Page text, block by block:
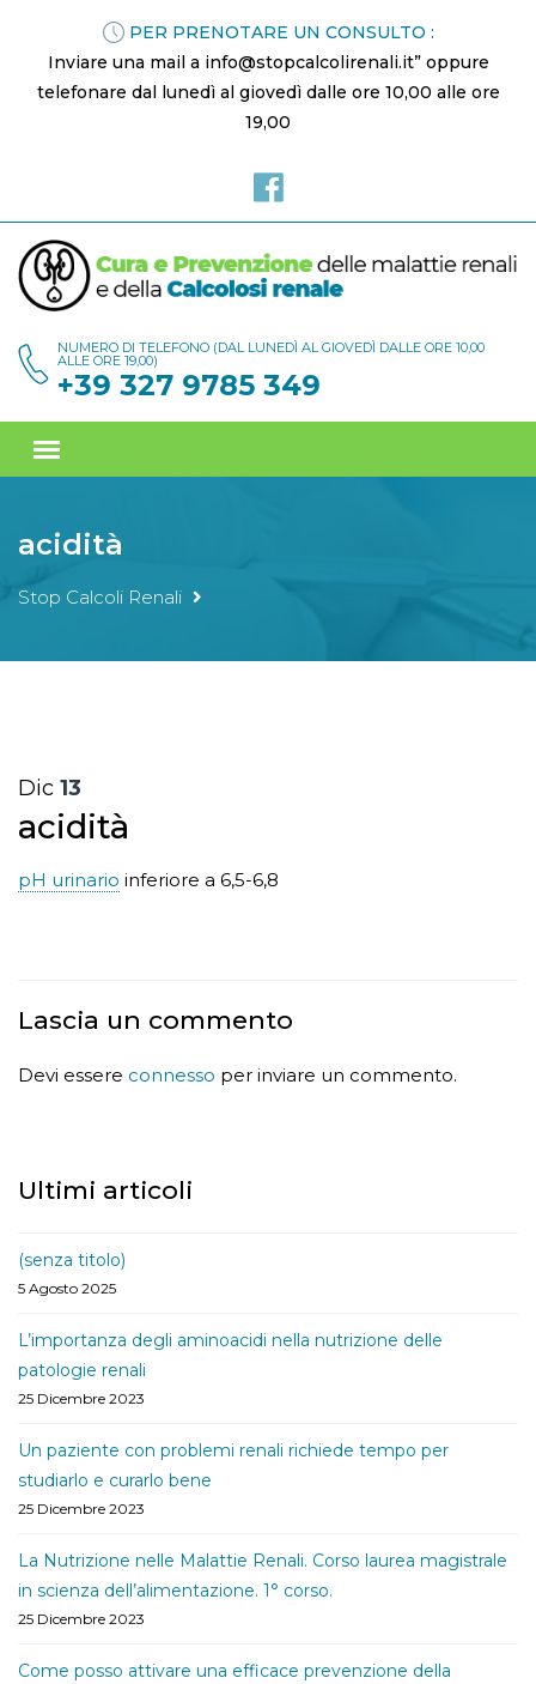
PER PRENOTARE UN CONSULTO :
Inviare una mail a info@stopcalcolirenali.it” oppure
telefonare dal lunedì al giovedì dalle ore 10,00 alle ore
19,00
NUMERO DI TELEFONO (DAL LUNEDÌ AL GIOVEDÌ DALLE ORE 10,00
ALLE ORE 19,00)
+39 327 9785 349
acidità
Stop Calcoli Renali
Dic 13
acidità
pH urinario inferiore a 6,5-6,8
Lascia un commento
Devi essere connesso per inviare un commento.
Ultimi articoli
(senza titolo)
5 Agosto 2025
L’importanza degli aminoacidi nella nutrizione delle
patologie renali
25 Dicembre 2023
Un paziente con problemi renali richiede tempo per
studiarlo e curarlo bene
25 Dicembre 2023
La Nutrizione nelle Malattie Renali. Corso laurea magistrale
in scienza dell’alimentazione. 1° corso.
25 Dicembre 2023
Come posso attivare una efficace prevenzione della